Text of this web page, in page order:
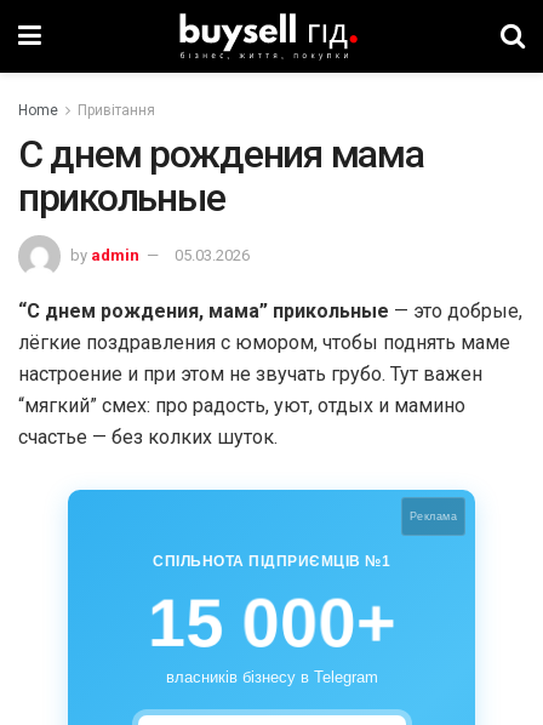
Home Привітання
С днем рождения мама
прикольные
by admin 05.03.2026
“С днем рождения, мама” прикольные — это добрые,
лёгкие поздравления с юмором, чтобы поднять маме
настроение и при этом не звучать грубо. Тут важен
“мягкий” смех: про радость, уют, отдых и мамино
счастье — без колких шуток.
Реклама
СПІЛЬНОТА ПІДПРИЄМЦІВ №1
15 000+
власників бізнесу в Telegram